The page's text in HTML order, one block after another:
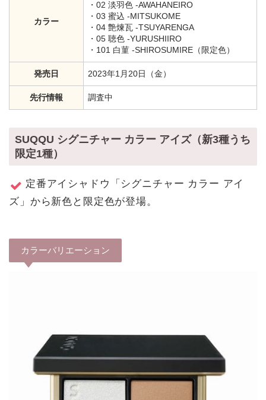
カラー
・02 淡羽色 -AWAHANEIRO
・03 蜜込 -MITSUKOME
・04 艶煉瓦 -TSUYARENGA
・05 聴色 -YURUSHIIRO
・101 白菫 -SHIROSUMIRE（限定色）
発売日 2023年1月20日（金）
先行情報 調査中
SUQQU シグニチャー カラー アイズ（新3種うち
限定1種）
定番アイシャドウ「シグニチャー カラー アイ
ズ」から新色と限定色が登場。
カラーバリエーション